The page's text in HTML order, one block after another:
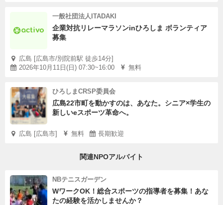
一般社団法人ITADAKI
企業対抗リレーマラソンinひろしま ボランティア
募集
広島 [広島市/別院前駅 徒歩14分]
2026年10月11日(日) 07:30~16:00
無料
ひろしまCRSP委員会
広島22市町を動かすのは、あなた。シニア×学生の
新しいeスポーツ革命へ。
広島 [広島市] 無料 長期歓迎
関連NPOアルバイト
NBテニスガーデン
WワークOK！総合スポーツの指導者を募集！あな
たの経験を活かしませんか？